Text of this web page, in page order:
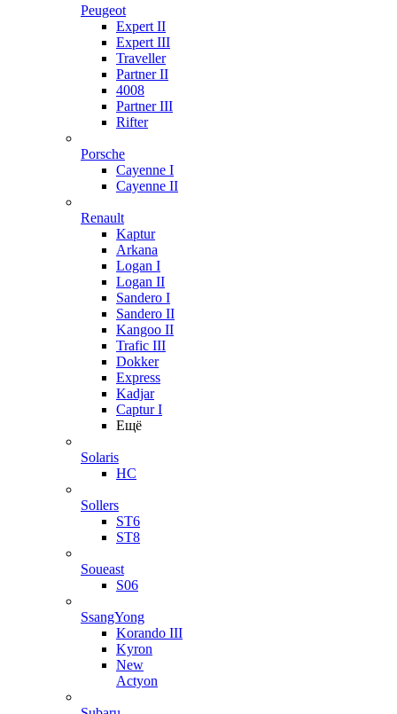
Peugeot
Expert II
Expert III
Traveller
Partner II
4008
Partner III
Rifter
Porsche
Cayenne I
Cayenne II
Renault
Kaptur
Arkana
Logan I
Logan II
Sandero I
Sandero II
Kangoo II
Trafic III
Dokker
Express
Kadjar
Captur I
Ещё
Solaris
HC
Sollers
ST6
ST8
Soueast
S06
SsangYong
Korando III
Kyron
New
Actyon